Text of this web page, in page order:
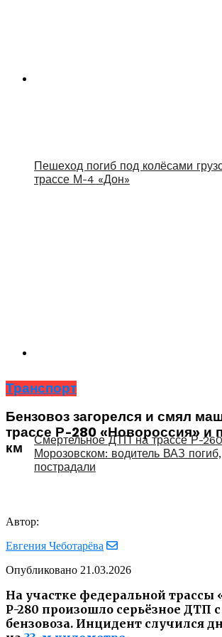
Пешеход погиб под колёсами
трассе М-4 «Дон»
Смертельное ДТП на трассе Р-
Морозовском: водитель ВАЗ
пострадали
Транспорт
Бензовоз загорелся и смял
трассе Р-280 «Новороссия» и
км
Автор:
Евгения Чеботарёва
Опубликовано 21.03.2026
На участке федеральной трассы
Р-280 произошло серьёзное ДТП
бензовоза. Инцидент случился